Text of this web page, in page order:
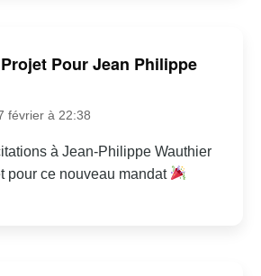
Pour Jean Philippe
février à 22:38
à Jean-Philippe Wauthier
pour ce nouveau mandat